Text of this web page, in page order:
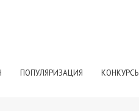
ПОПУЛЯРИЗАЦИЯ